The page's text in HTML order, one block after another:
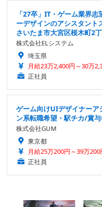
「27卒」IT・ゲーム業界
ーデザインのアシスタン
さいたま市大宮区桜木町2
株式会社ELシステム
埼玉県
月給23万2,400円～30万
正社員
ゲーム向けUIデザイナーア
ン系転職希望・駅チカ/賞
株式会社GUM
東京都
月給25万200円～39万200
正社員